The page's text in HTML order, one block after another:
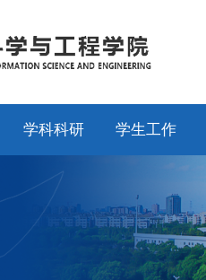
学科科研
通知公告
科研动态
学生工作
学工动态
学科竞赛